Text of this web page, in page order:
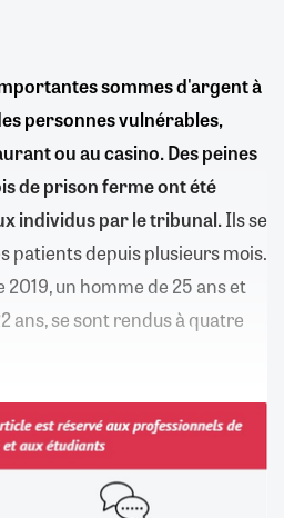
sommes d'argent à
personnes vulnérables,
ou au casino. Des peines
de prison ferme ont été
individus par le tribunal.Ils se
patients depuis plusieurs mois.
un homme de 25 ans et
ans, se sont rendus à quatre